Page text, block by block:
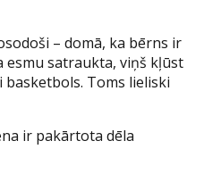
– domā, ka bērns ir
esmu satraukta, viņš kļūst
Toms lieliski
ir pakārtota dēla